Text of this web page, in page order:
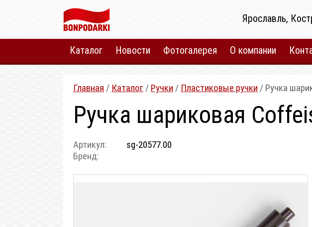
Ярославль,
Каталог Новости Фотогалерея О компании
Главная / Каталог / Ручки / Пластиковые ручки / Ручка
Ручка шариковая
Артикул:
Бренд:
sg-20577.00